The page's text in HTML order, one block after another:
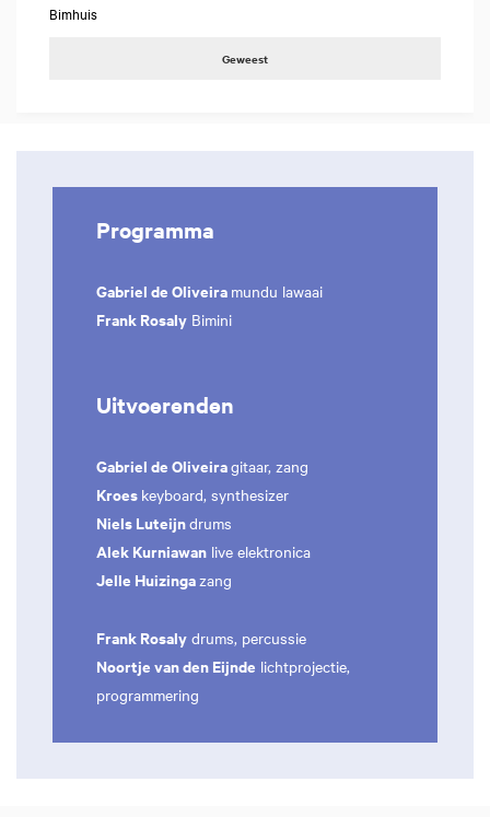
Bimhuis
Geweest
Programma
Gabriel de Oliveira mundu lawaai
Frank Rosaly Bimini
Uitvoerenden
Gabriel de Oliveiragitaar, zang
Kroes keyboard, synthesizer
Niels Luteijndrums
Alek Kurniawan live elektronica
Jelle Huizingazang
Frank Rosaly drums, percussie
Noortje van den Eijnde lichtprojectie,
programmering